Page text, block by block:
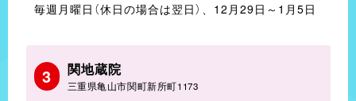
毎週月曜日（休日の場合は翌日）、12月29日～1月5日
3 関地蔵院
三重県亀山市関町新所町1173